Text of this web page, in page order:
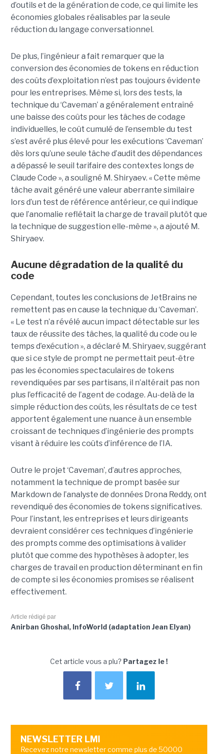
d’outils et de la génération de code, ce qui limite les
économies globales réalisables par la seule
réduction du langage conversationnel.
De plus, l’ingénieur a fait remarquer que la
conversion des économies de tokens en réduction
des coûts d’exploitation n’est pas toujours évidente
pour les entreprises. Même si, lors des tests, la
technique du ‘Caveman’ a généralement entraîné
une baisse des coûts pour les tâches de codage
individuelles, le coût cumulé de l’ensemble du test
s’est avéré plus élevé pour les exécutions ‘Caveman’
dès lors qu’une seule tâche d’audit des dépendances
a dépassé le seuil tarifaire des contextes longs de
Claude Code », a souligné M. Shiryaev. « Cette même
tâche avait généré une valeur aberrante similaire
lors d’un test de référence antérieur, ce qui indique
que l’anomalie reflétait la charge de travail plutôt que
la technique de suggestion elle-même », a ajouté M.
Shiryaev.
Aucune dégradation de la qualité du
code
Cependant, toutes les conclusions de JetBrains ne
remettent pas en cause la technique du ‘Caveman’.
« Le test n’a révélé aucun impact détectable sur les
taux de réussite des tâches, la qualité du code ou le
temps d’exécution », a déclaré M. Shiryaev, suggérant
que si ce style de prompt ne permettait peut-être
pas les économies spectaculaires de tokens
revendiquées par ses partisans, il n’altérait pas non
plus l’efficacité de l’agent de codage. Au-delà de la
simple réduction des coûts, les résultats de ce test
apportent également une nuance à un ensemble
croissant de techniques d’ingénierie des prompts
visant à réduire les coûts d’inférence de l’IA.
Outre le projet ‘Caveman’, d’autres approches,
notamment la technique de prompt basée sur
Markdown de l’analyste de données Drona Reddy, ont
revendiqué des économies de tokens significatives.
Pour l’instant, les entreprises et leurs dirigeants
devraient considérer ces techniques d’ingénierie
des prompts comme des optimisations à valider
plutôt que comme des hypothèses à adopter, les
charges de travail en production déterminant en fin
de compte si les économies promises se réalisent
effectivement.
Article rédigé par
Anirban Ghoshal, InfoWorld (adaptation Jean Elyan)
Cet article vous a plu? Partagez le !
NEWSLETTER LMI
Recevez notre newsletter comme plus de 50000